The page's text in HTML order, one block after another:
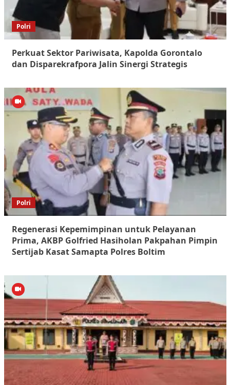
Polri
Perkuat Sektor Pariwisata, Kapolda Gorontalo
dan Disparekrafpora Jalin Sinergi Strategis
Polri
Regenerasi Kepemimpinan untuk Pelayanan
Prima, AKBP Golfried Hasiholan Pakpahan Pimpin
Sertijab Kasat Samapta Polres Boltim